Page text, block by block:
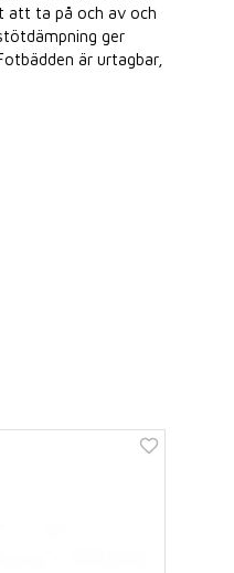
att ta på och av och
ger
är urtagbar,